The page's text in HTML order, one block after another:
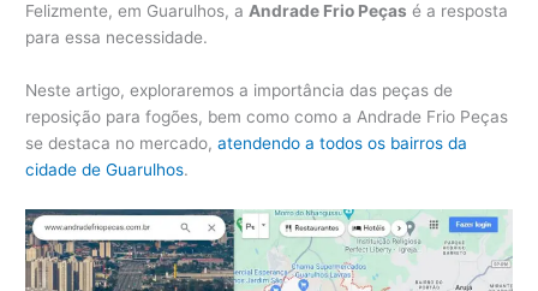
Felizmente, em Guarulhos, a Andrade Frio Peças é a resposta
para essa necessidade.
Neste artigo, exploraremos a importância das peças de
reposição para fogões, bem como como a Andrade Frio Peças
se destaca no mercado,atendendo a todos os bairros da
cidade de Guarulhos.